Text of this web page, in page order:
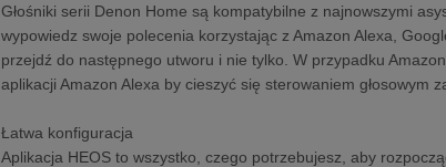
Głośniki serii Denon Home są kompatybilne z najnowszymi
wypowiedz swoje polecenia korzystając z Amazon Alexa,
przejdź do następnego utworu i nie tylko. W przypadku
aplikacji Amazon Alexa by cieszyć się sterowaniem
Łatwa konfiguracja
Aplikacja HEOS to wszystko, czego potrzebujesz, aby